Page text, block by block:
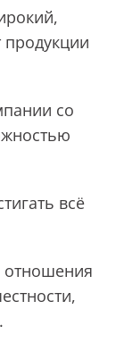
со
всё
отношения